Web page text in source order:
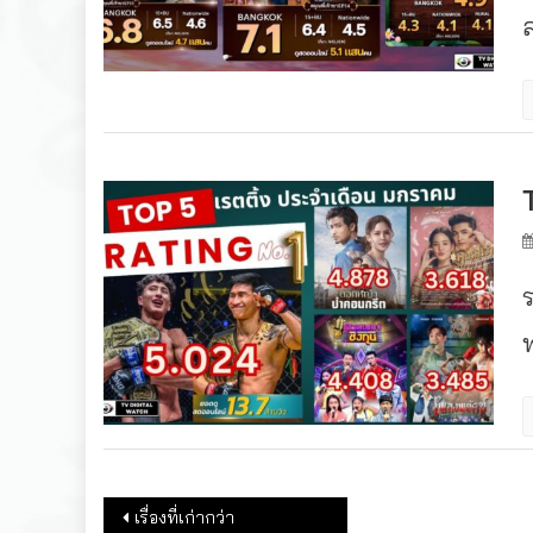
แนะแนวเรื่อง
เรื่องที่เก่ากว่า